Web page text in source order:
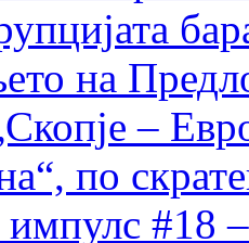
на
–
по
импулс #18